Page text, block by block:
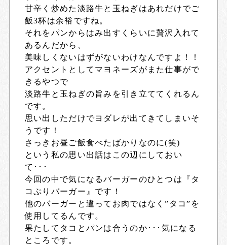
甘辛く炒めた淡路牛と玉ねぎはあれだけでご
飯3杯は余裕ですね。
それをパンからはみ出すくらいに贅沢入れて
あるんだから、
美味しくないはずがないわけなんですよ！！
アクセントとしてマヨネーズがまた仕事がで
きるやつで
淡路牛と玉ねぎの旨みを引き立ててくれるん
です。
思い出しただけでヨダレが出てきてしまいそ
うです！
さっきお昼ご飯食べたばかりなのに(笑)
という私の思い出話はこの辺にしておい
て･･･
今回の中で気になるバーガーのひとつは『タ
コぷりバーガー』です！
他のバーガーと違ってお肉ではなく”タコ”を
使用してるんです。
果たしてタコとパンは合うのか･･･気になる
ところです。